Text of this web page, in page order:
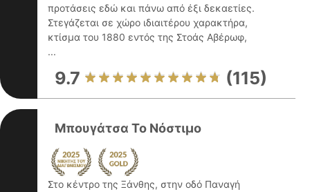
προτάσεις εδώ και πάνω από έξι δεκαετίες.
Στεγάζεται σε χώρο ιδιαιτέρου χαρακτήρα,
κτίσμα του 1880 εντός της Στοάς Αβέρωφ,
...
9.7 (115)
Μπουγάτσα Το Νόστιμο
Στο κέντρο της Ξάνθης, στην οδό Παναγή